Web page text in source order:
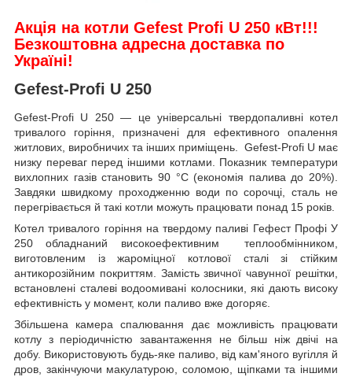
Акція на котли Gefest Profi U 250 кВт!!!
Безкоштовна адресна доставка по
Україні!
Gefest-Profi U 250
Gefest-Profi U 250 — це універсальні твердопаливні котел
тривалого горіння, призначені для ефективного опалення
житлових, виробничих та інших приміщень. Gefest-Profi U має
низку переваг перед іншими котлами. Показник температури
вихлопних газів становить 90 °C (економія палива до 20%).
Завдяки швидкому проходженню води по сорочці, сталь не
перегрівається й такі котли можуть працювати понад 15 років.
Котел тривалого горіння на твердому паливі Гефест Профі У
250 обладнаний високоефективним теплообмінником,
виготовленим із жароміцної котлової сталі зі стійким
антикорозійним покриттям. Замість звичної чавунної решітки,
встановлені сталеві водоомивані колосники, які дають високу
ефективність у момент, коли паливо вже догоряє.
Збільшена камера спалювання дає можливість працювати
котлу з періодичністю завантаження не більш ніж двічі на
добу. Використовують будь-яке паливо, від кам'яного вугілля й
дров, закінчуючи макулатурою, соломою, щіпками та іншими